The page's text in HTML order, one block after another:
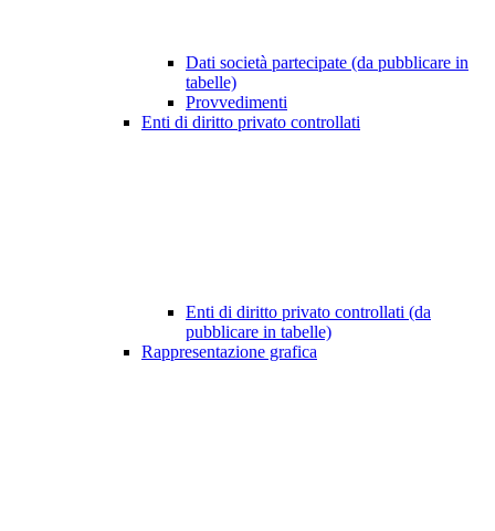
Dati società partecipate (da pubblicare in
tabelle)
Provvedimenti
Enti di diritto privato controllati
Enti di diritto privato controllati (da
pubblicare in tabelle)
Rappresentazione grafica